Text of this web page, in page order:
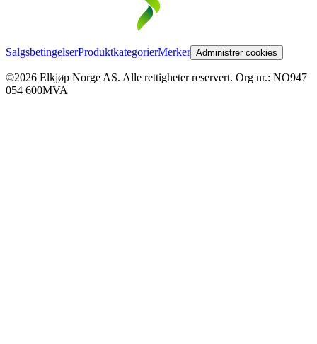
SalgsbetingelserProduktkategorierMerker Administrer cookies
©2026 Elkjøp Norge AS. Alle rettigheter reservert. Org nr.: NO947
054 600MVA